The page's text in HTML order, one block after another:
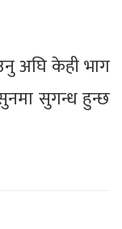
अघि केही भाग
सुगन्ध हुन्छ